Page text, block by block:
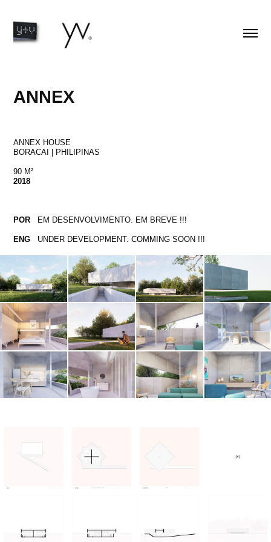
ANNEX
ANNEX HOUSE
BORACAI | PHILIPINAS
90 M²
2018
POR EM DESENVOLVIMENTO. EM BREVE !!!
ENG UNDER DEVELOPMENT.COMMING SOON !!!